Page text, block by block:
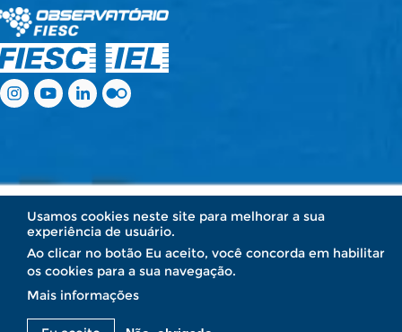
.
.
. . . .
Usamos cookies neste site para melhorar a sua
experiência de usuário.
Ao clicar no botão Eu aceito, você concorda em habilitar
os cookies para a sua navegação.
Mais informações